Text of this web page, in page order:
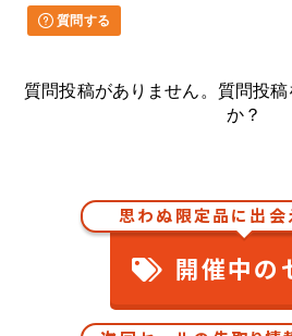
質問する
質問投稿がありません。質問投
か？
思わぬ限定品に出会
開催中の